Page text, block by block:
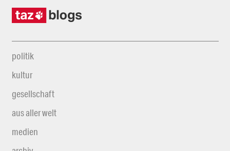
politik
kultur
gesellschaft
aus aller welt
medien